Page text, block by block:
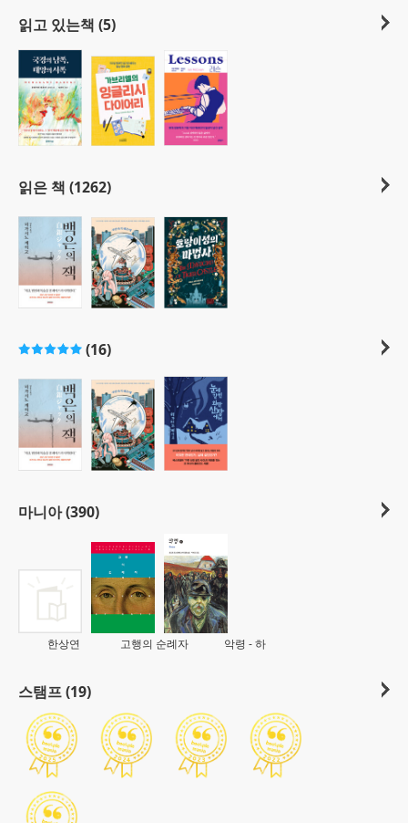
읽고 있는책 (5)
읽은 책 (1262)
(16)
마니아 (390)
한상연 고행의 순례자 악령 - 하
스탬프 (19)